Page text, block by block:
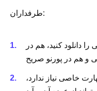
طرفداران:
دانلود کنید، هم در
خاصی نیاز ندارد،